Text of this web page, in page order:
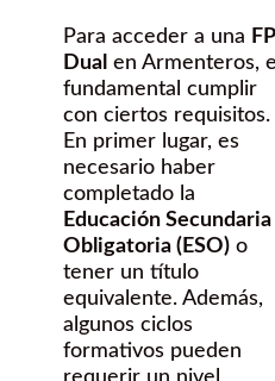
Para acceder a una FP
Dual en Armenteros,
fundamental cumplir
con ciertos requisitos.
En primer lugar, es
necesario haber
completado la
Educación Secundaria
Obligatoria (ESO) o
tener un título
equivalente. Además,
algunos ciclos
formativos pueden